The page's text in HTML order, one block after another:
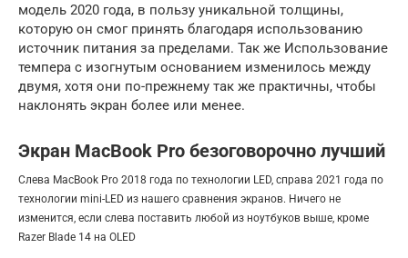
модель 2020 года, в пользу уникальной толщины,
которую он смог принять благодаря использованию
источник питания за пределами. Так же Использование
темпера с изогнутым основанием изменилось между
двумя, хотя они по-прежнему так же практичны, чтобы
наклонять экран более или менее.
Экран MacBook Pro безоговорочно лучший
Слева MacBook Pro 2018 года по технологии LED, справа 2021 года по
технологии mini-LED из нашего сравнения экранов. Ничего не
изменится, если слева поставить любой из ноутбуков выше, кроме
Razer Blade 14 на OLED